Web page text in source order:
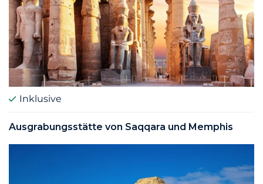
Inklusive
Ausgrabungsstätte von Saqqara und Memphis